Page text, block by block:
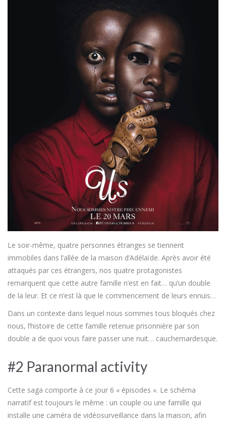
Le soir-même, quatre personnes étranges se tiennent
immobiles dans l’allée de la maison d’Adélaïde. Après avoir été
attaqués par ces étrangers, nos quatre protagonistes
remarquent que cette autre famille n’est en fait… qu’un double
de la leur. Et ce n’est là que le commencement de leurs ennuis…
Dans un contexte dans lequel nous sommes tous bloqués chez
nous, l’histoire de cette famille retenue prisonnière par son
double a de quoi vous faire passer une nuit… cauchemardesque.
#2 Paranormal activity
Cette saga comporte à ce jour 6 « épisodes ». Le schéma
narratif est toujours le même : un couple ou une famille qui
installe une caméra de vidéosurveillance dans la maison, afin